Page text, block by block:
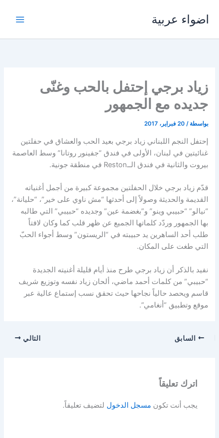
اضواء عربية
زياد برجي إحتفل بالحب وغنّى
جديده مع الجمهور
بواسطة /20 فبراير، 2017
إحتفل النجم اللبناني زياد برجي بعيد الحب والعشاق في حفلتين
غنائيتين في لبنان، الأولى في فندق “جفينور روتانا” وسط العاصمة
بيروت والثانية في فندق الــReston في منطقة جونية.
قدّم زياد برجي خلال الحفلتين مجموعة كبيرة من أجمل أغنياته
القديمة والحديثة وصولاً إلى أحدثها “مش ناوي على خير”، “حليانة”،
“نيالو” “حبيبي وينو” و”بغضمة عين” وجديده “حبيبي” التي طالبه
بها الجمهور وردّد كلماتها الجميع عن ظهر قلب كما وكان لافتاً
طلب أحد الساهرين يد حبيبته في “الريستون” وسط أجواء الحبّ
التي طغت على المكان.
نفيد بالذكر أن زياد برجي طرح منذ أيام قليلة أغنيته الجديدة
“حبيبي” من كلمات أحمد ماضي، ألحان زياد نفسه وتوزيع شريف
قاسم ويحصد حالياً نجاحها حيث تحقق نسب إستماع عالية عبر
موقع وتطبيق “أنغامي”.
السابق التالي
اترك تعليقاً
يجب أنت تكون مسجل الدخول لتضيف تعليقاً.